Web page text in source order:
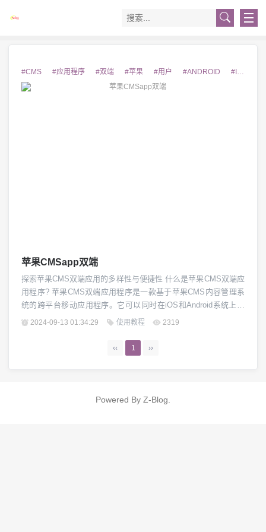
#CMS #应用程序 #双端 #苹果 #用户 #ANDROID #IOS
苹果CMSapp双端
探索苹果CMS双端应用的多样性与便捷性 什么是苹果CMS双端应
用程序? 苹果CMS双端应用程序是一款基于苹果CMS内容管理系
统的跨平台移动应用程序。它可以同时在iOS和Android系统上运
行,为用户提供统一的内容浏览和管理体验。苹果CMS双端应用程
备上均可流畅运行,为用户带来高质量的使用体验。 苹果CMS双端
2024-09-13 01:34:29 使用教程 2319
‹‹ 1 ››
Powered By Z-Blog